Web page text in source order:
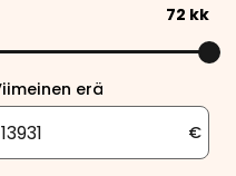
72 kk
erä
€